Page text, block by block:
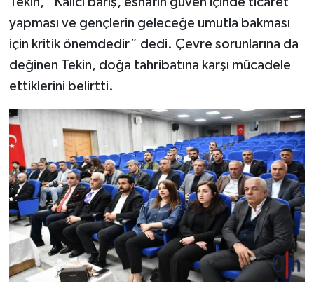
yapması ve gençlerin geleceğe umutla bakması
için kritik önemdedir” dedi. Çevre sorunlarına da
değinen Tekin, doğa tahribatına karşı mücadele
ettiklerini belirtti.